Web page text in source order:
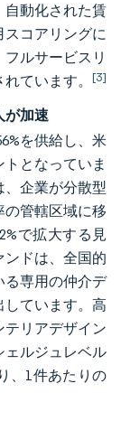
自動化された賃
コアリングに
ルサービスリ
ています。 [3]
が加速
を供給し、米
となっていま
企業が分散型
の管轄区域に移
で拡大する見
ドは、全国的
る専用の仲介デ
ています。高
リアデザイン
ェルジュレベル
、1件あたりの